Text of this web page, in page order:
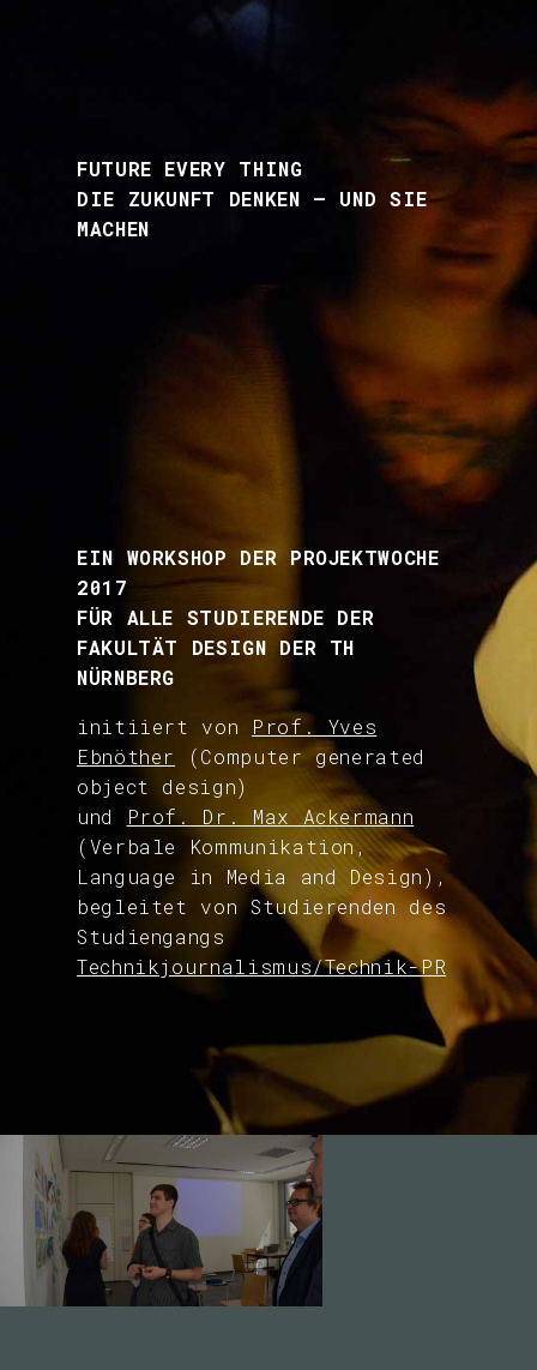
FUTURE EVERY THING
DIE ZUKUNFT DENKEN – UND SIE
MACHEN
EIN WORKSHOP DER PROJEKTWOCHE
2017
FÜR ALLE STUDIERENDE DER
FAKULTÄT DESIGN DER TH
NÜRNBERG
initiiert von Prof. Yves
Ebnöther
(Computer generated
object design)
und
Prof. Dr. Max Ackermann
(Verbale Kommunikation,
Language in Media and Design),
begleitet von Studierenden des
Studiengangs
Technikjournalismus/Technik-PR